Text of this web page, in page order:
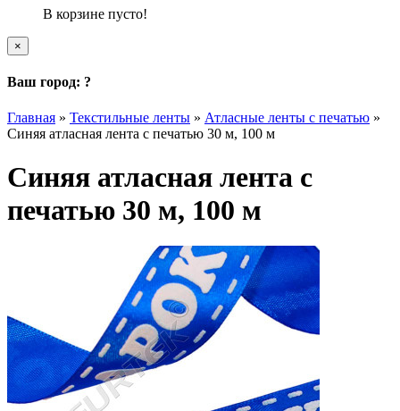
В корзине пусто!
×
Ваш город: ?
Главная » Текстильные ленты » Атласные ленты с печатью »
Синяя атласная лента с печатью 30 м, 100 м
Синяя атласная лента с
печатью 30 м, 100 м